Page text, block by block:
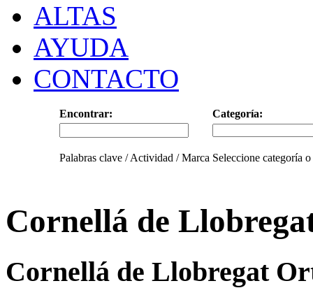
ALTAS
AYUDA
CONTACTO
Encontrar: Categoría:
Palabras clave / Actividad / Marca Seleccione categoría
Cornellá de
Cornellá de Llobregat